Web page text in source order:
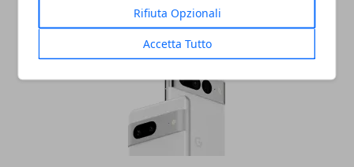
Rifiuta Opzionali
Accetta Tutto